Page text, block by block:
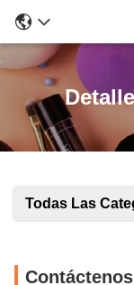
Todas Las
Contáctenos